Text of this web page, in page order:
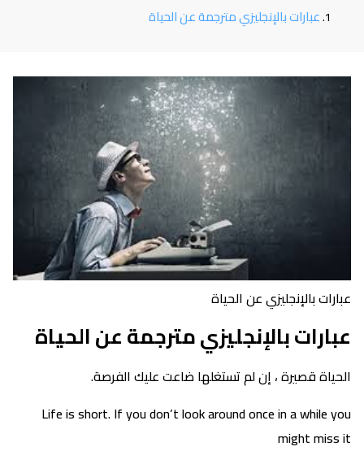
عبارات بالإنجليزي مترجمة عن الحياة
عبارات بالإنجليزي عن الحياة
عبارات بالإنجليزي مترجمة عن الحياة
الحياة قصيرة ، إن لم تستغلها ضاعت عليك الفرصة.
Life is short. If you don’t look around once in a while you
might miss it